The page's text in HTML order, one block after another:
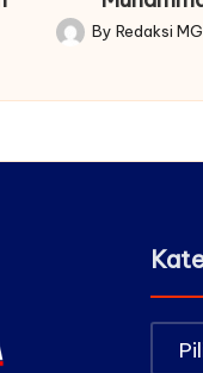
Posted
By Redaksi